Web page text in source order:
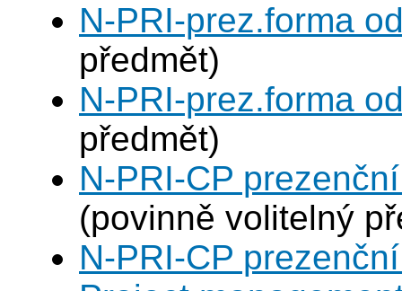
N-PRI-prez.forma
předmět)
N-PRI-prez.forma
předmět)
N-PRI-CP
(povinně volitelný
N-PRI-CP